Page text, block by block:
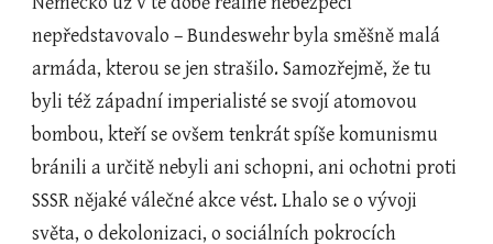
nepředstavovalo – Bundeswehr byla směšně malá
armáda, kterou se jen strašilo. Samozřejmě, že tu
byli též západní imperialisté se svojí atomovou
bombou, kteří se ovšem tenkrát spíše komunismu
bránili a určitě nebyli ani schopni, ani ochotni proti
SSSR nějaké válečné akce vést. Lhalo se o vývoji
světa, o dekolonizaci, o sociálních pokrocích